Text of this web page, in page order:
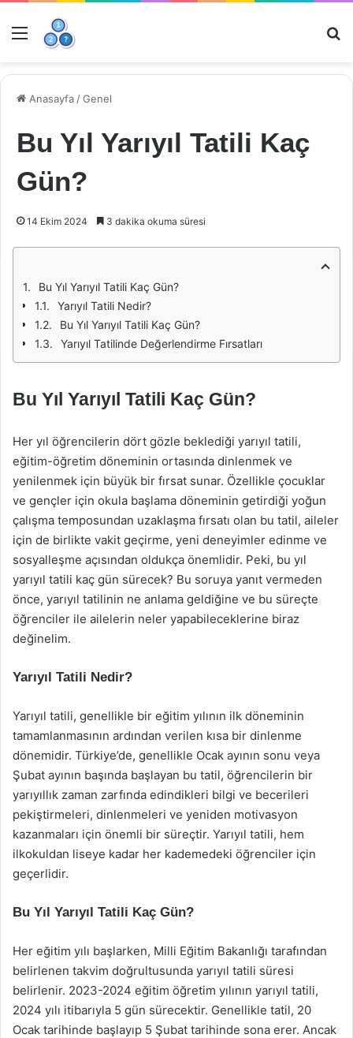
Menü
Anasayfa /Genel
Bu Yıl Yarıyıl Tatili Kaç
Gün?
14 Ekim 2024 3 dakika okuma süresi
Bu Yıl Yarıyıl Tatili Kaç Gün?
Yarıyıl Tatili Nedir?
Bu Yıl Yarıyıl Tatili Kaç Gün?
Yarıyıl Tatilinde Değerlendirme Fırsatları
Bu Yıl Yarıyıl Tatili Kaç Gün?
Her yıl öğrencilerin dört gözle beklediği yarıyıl tatili,
eğitim-öğretim döneminin ortasında dinlenmek ve
yenilenmek için büyük bir fırsat sunar. Özellikle çocuklar
ve gençler için okula başlama döneminin getirdiği yoğun
çalışma temposundan uzaklaşma fırsatı olan bu tatil, aileler
için de birlikte vakit geçirme, yeni deneyimler edinme ve
sosyalleşme açısından oldukça önemlidir. Peki, bu yıl
yarıyıl tatili kaç gün sürecek? Bu soruya yanıt vermeden
önce, yarıyıl tatilinin ne anlama geldiğine ve bu süreçte
öğrenciler ile ailelerin neler yapabileceklerine biraz
değinelim.
Yarıyıl Tatili Nedir?
Yarıyıl tatili, genellikle bir eğitim yılının ilk döneminin
tamamlanmasının ardından verilen kısa bir dinlenme
dönemidir. Türkiye’de, genellikle Ocak ayının sonu veya
Şubat ayının başında başlayan bu tatil, öğrencilerin bir
yarıyıllık zaman zarfında edindikleri bilgi ve becerileri
pekiştirmeleri, dinlenmeleri ve yeniden motivasyon
kazanmaları için önemli bir süreçtir. Yarıyıl tatili, hem
ilkokuldan liseye kadar her kademedeki öğrenciler için
geçerlidir.
Bu Yıl Yarıyıl Tatili Kaç Gün?
Her eğitim yılı başlarken, Milli Eğitim Bakanlığı tarafından
belirlenen takvim doğrultusunda yarıyıl tatili süresi
belirlenir. 2023-2024 eğitim öğretim yılının yarıyıl tatili,
2024 yılı itibarıyla 5 gün sürecektir. Genellikle tatil, 20
Ocak tarihinde başlayıp 5 Şubat tarihinde sona erer. Ancak